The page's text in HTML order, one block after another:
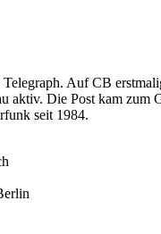
Telegraph. Auf CB
aktiv. Die Post kam zum
seit 1984.